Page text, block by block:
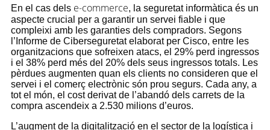
En el cas dels e-commerce, la seguretat informàtica és un
aspecte crucial per a garantir un servei fiable i que
compleixi amb les garanties dels compradors. Segons
l’Informe de Ciberseguretat elaborat per Cisco, entre les
organitzacions que sofreixen atacs, el 29% perd ingressos
i el 38% perd més del 20% dels seus ingressos totals. Les
pèrdues augmenten quan els clients no consideren que el
servei i el comerç electrònic són prou segurs. Cada any, a
tot el món, el cost derivat de l’abandó dels carrets de la
compra ascendeix a 2.530 milions d’euros.
L’augment de la digitalització en el sector de la logística i